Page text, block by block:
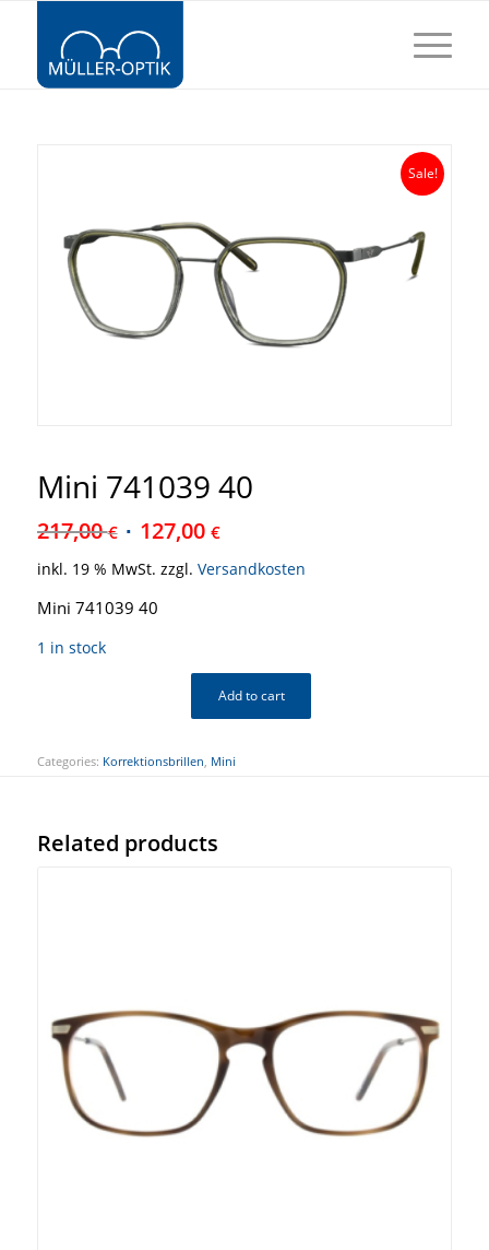
Sale!
Mini 741039 40
217,00€ 127,00 €
inkl. 19 % MwSt. zzgl. Versandkosten
Mini 741039 40
1 in stock
Add to cart
Categories: Korrektionsbrillen Mini
Related products